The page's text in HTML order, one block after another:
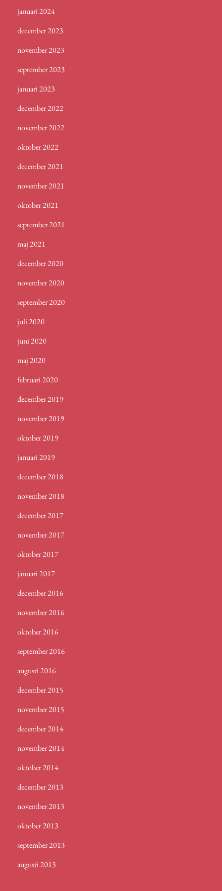
januari 2024
december 2023
november 2023
september 2023
januari 2023
december 2022
november 2022
oktober 2022
december 2021
november 2021
oktober 2021
september 2021
maj 2021
december 2020
november 2020
september 2020
juli 2020
juni 2020
maj 2020
februari 2020
december 2019
november 2019
oktober 2019
januari 2019
december 2018
november 2018
december 2017
november 2017
oktober 2017
januari 2017
december 2016
november 2016
oktober 2016
september 2016
augusti 2016
december 2015
november 2015
december 2014
november 2014
oktober 2014
december 2013
november 2013
oktober 2013
september 2013
augusti 2013